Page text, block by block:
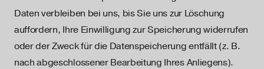
Daten verbleiben bei uns, bis Sie uns zur Löschung
auffordern, Ihre Einwilligung zur Speicherung widerrufen
oder der Zweck für die Datenspeicherung entfällt (z. B.
nach abgeschlossener Bearbeitung Ihres Anliegens).